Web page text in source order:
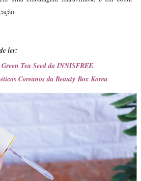
ler:
Tea Seed da INNISFREE
Coreanos da Beauty Box Korea